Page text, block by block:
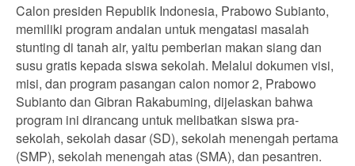
Calon presiden Republik Indonesia, Prabowo Subianto,
memiliki program andalan untuk mengatasi masalah
stunting di tanah air, yaitu pemberian makan siang dan
susu gratis kepada siswa sekolah. Melalui dokumen visi,
misi, dan program pasangan calon nomor 2, Prabowo
Subianto dan Gibran Rakabuming, dijelaskan bahwa
program ini dirancang untuk melibatkan siswa pra-
sekolah, sekolah dasar (SD), sekolah menengah pertama
(SMP), sekolah menengah atas (SMA), dan pesantren.